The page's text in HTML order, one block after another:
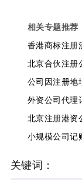
相关专题推荐
香港商标注册
北京合伙注册
公司因注册地
外资公司代理
北京注册港资
小规模公司记
关键词：